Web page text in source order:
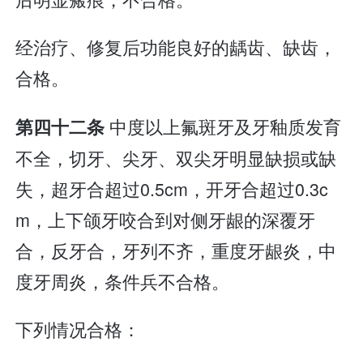
经治疗、修复后功能良好的龋齿、缺齿，
合格。
第四十二条 中度以上氟斑牙及牙釉质发育
不全，切牙、尖牙、双尖牙明显缺损或缺
失，超牙合超过0.5cm，开牙合超过0.3c
m，上下颌牙咬合到对侧牙龈的深覆牙
合，反牙合，牙列不齐，重度牙龈炎，中
度牙周炎，条件兵不合格。
下列情况合格：